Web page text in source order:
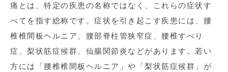
痛とは、特定の疾患の名称ではなく、これらの症状す
べてを指す総称です。症状を引き起こす疾患には、腰
椎椎間板ヘルニア、腰部脊柱管狭窄症、腰椎すべり
症、梨状筋症候群、仙腸関節炎などがあります。若い
方には「腰椎椎間板ヘルニア」や「梨状筋症候群」が